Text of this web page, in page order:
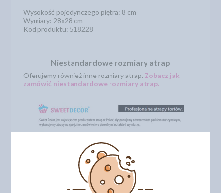
Wysokość pojedynczego piętra: 8 cm
Wymiary: 28x28 cm
Kod produktu: 518228
Niestandardowe rozmiary atrap
Oferujemy również inne rozmiary atrap. Zobacz jak
zamówić niestandardowe rozmiary atrap.